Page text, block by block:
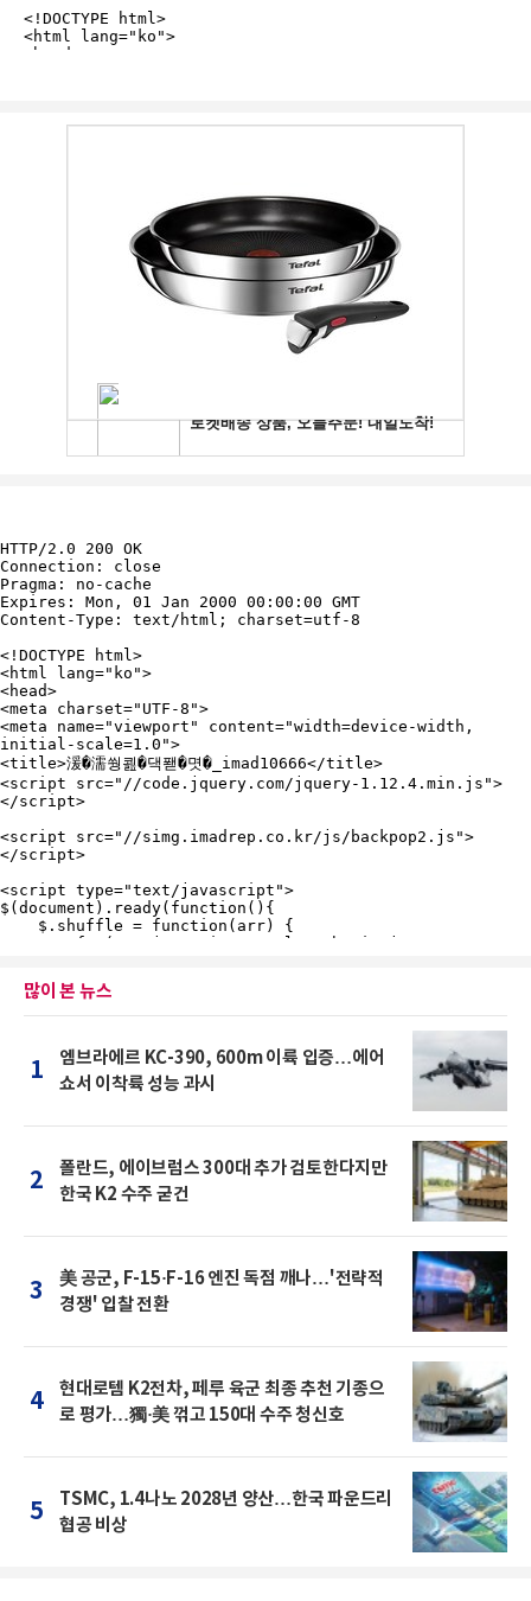
많이 본 뉴스
1
엠브라에르 KC-390, 600m 이륙 입증…에어
쇼서 이착륙 성능 과시
2
폴란드, 에이브럼스 300대 추가 검토한다지만
한국 K2 수주 굳건
3
美 공군, F-15·F-16 엔진 독점 깨나…'전략적
경쟁' 입찰 전환
4
현대로템 K2전차, 페루 육군 최종 추천 기종으
로 평가…獨·美 꺾고 150대 수주 청신호
5
TSMC, 1.4나노 2028년 양산…한국 파운드리
협공 비상